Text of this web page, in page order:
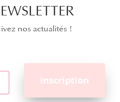
nos actualités !